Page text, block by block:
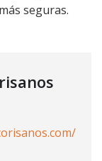
seguras.